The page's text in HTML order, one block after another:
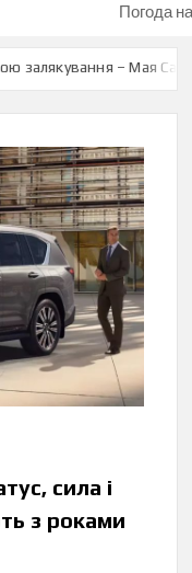
Погода
– Мая Санду
сила і
з роками